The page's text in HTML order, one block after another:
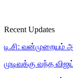
Recent Updates
டி.சி: வன்முறையும்
முடிவுக்கு வந்த